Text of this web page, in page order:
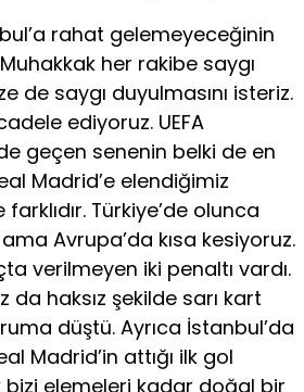
rahat gelemeyeceğinin
her rakibe saygı
de saygı duyulmasını isteriz.
ediyoruz. UEFA
geçen senenin belki de en
Madrid’e elendiğimiz
Türkiye’de olunca
Avrupa’da kısa kesiyoruz.
verilmeyen iki penaltı vardı.
da haksız şekilde sarı kart
düştü. Ayrıca İstanbul’da
Madrid’in attığı ilk gol
bizi elemeleri kadar doğal bir